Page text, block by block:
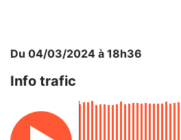
Du 04/03/2024 à 18h36
Info trafic